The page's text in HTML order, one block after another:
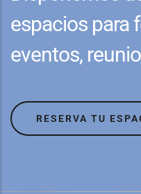
espacios para
eventos,
RESERVA TU